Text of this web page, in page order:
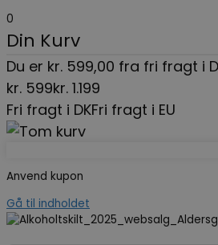
0
Din Kurv
Du er kr. 599,00 fra fri fragt i
kr. 599kr. 1.199
Fri fragt i DKFri fragt i EU
Anvend kupon
Gå til indholdet